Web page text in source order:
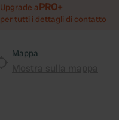
Upgrade aPRO+
per tutti i dettagli di contatto
Mappa